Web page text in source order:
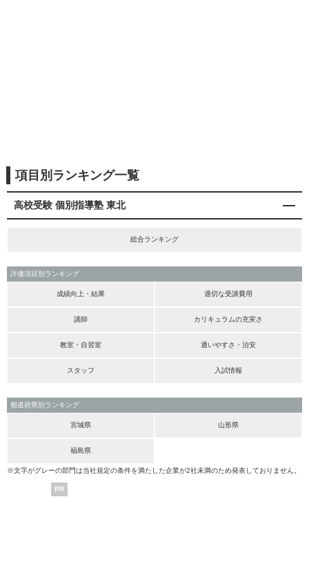
項目別ランキング一覧
高校受験 個別指導塾 東北
総合ランキング
評価項目別ランキング
成績向上・結果 適切な受講費用
講師 カリキュラムの充実さ
教室・自習室 通いやすさ・治安
スタッフ 入試情報
都道府県別ランキング
宮城県 山形県
福島県
※文字がグレーの部門は当社規定の条件を満たした企業が2社未満のため発表しておりません。
PR